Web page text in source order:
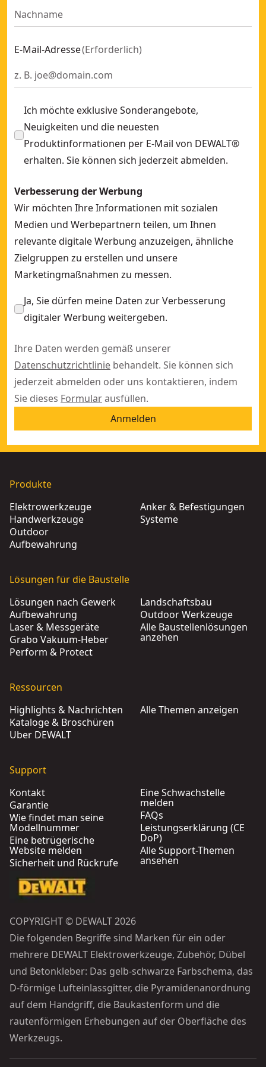
E-Mail-Adresse(Erforderlich)
Ich möchte exklusive Sonderangebote,
Neuigkeiten und die neuesten
Produktinformationen per E-Mail von DEWALT®
erhalten. Sie können sich jederzeit abmelden.
Verbesserung der Werbung
Wir möchten Ihre Informationen mit sozialen
Medien und Werbepartnern teilen, um Ihnen
relevante digitale Werbung anzuzeigen, ähnliche
Zielgruppen zu erstellen und unsere
Marketingmaßnahmen zu messen.
Ja, Sie dürfen meine Daten zur Verbesserung
digitaler Werbung weitergeben.
Ihre Daten werden gemäß unserer
Datenschutzrichtlinie behandelt. Sie können sich
jederzeit abmelden oder uns kontaktieren, indem
Sie dieses Formularausfüllen.
Anmelden
Produkte
Elektrowerkzeuge
Handwerkzeuge
Outdoor
Aufbewahrung
Anker & Befestigungen
Systeme
Lösungen für die Baustelle
Lösungen nach Gewerk
Aufbewahrung
Laser & Messgeräte
Grabo Vakuum-Heber
Perform & Protect
Landschaftsbau
Outdoor Werkzeuge
Alle Baustellenlösungen
anzehen
Ressourcen
Highlights & Nachrichten
Kataloge & Broschüren
Über DEWALT
Alle Themen anzeigen
Support
Kontakt
Garantie
Wie findet man seine
Modellnummer
Eine betrügerische
Website melden
Sicherheit und Rückrufe
Eine Schwachstelle
melden
FAQs
Leistungserklärung (CE
DoP)
Alle Support-Themen
ansehen
COPYRIGHT © DEWALT 2026
Die folgenden Begriffe sind Marken für ein oder
mehrere DEWALT Elektrowerkzeuge, Zubehör, Dübel
und Betonkleber: Das gelb-schwarze Farbschema, das
D-förmige Lufteinlassgitter, die Pyramidenanordnung
auf dem Handgriff, die Baukastenform und die
rautenförmigen Erhebungen auf der Oberfläche des
Werkzeugs.